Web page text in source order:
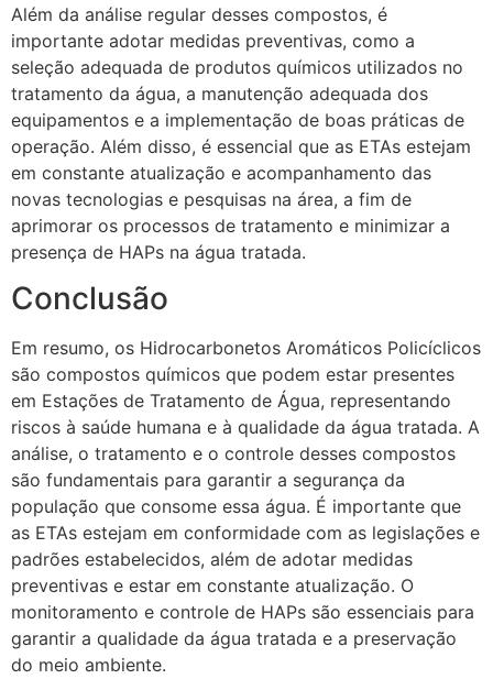
Além da análise regular desses compostos, é
importante adotar medidas preventivas, como a
seleção adequada de produtos químicos utilizados no
tratamento da água, a manutenção adequada dos
equipamentos e a implementação de boas práticas de
operação. Além disso, é essencial que as ETAs estejam
em constante atualização e acompanhamento das
novas tecnologias e pesquisas na área, a fim de
aprimorar os processos de tratamento e minimizar a
presença de HAPs na água tratada.
Conclusão
Em resumo, os Hidrocarbonetos Aromáticos Policíclicos
são compostos químicos que podem estar presentes
em Estações de Tratamento de Água, representando
riscos à saúde humana e à qualidade da água tratada. A
análise, o tratamento e o controle desses compostos
são fundamentais para garantir a segurança da
população que consome essa água. É importante que
as ETAs estejam em conformidade com as legislações e
padrões estabelecidos, além de adotar medidas
preventivas e estar em constante atualização. O
monitoramento e controle de HAPs são essenciais para
garantir a qualidade da água tratada e a preservação
do meio ambiente.